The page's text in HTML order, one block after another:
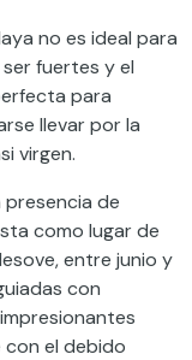
no es ideal para
fuertes y el
para
llevar por la
virgen.
de
como lugar de
entre junio y
con
el debido